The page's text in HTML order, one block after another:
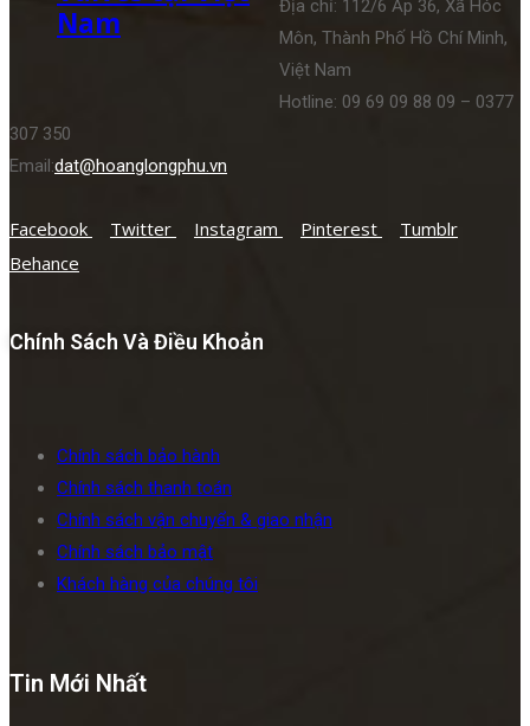
Nam
Địa chỉ: 112/6 Ấp 36, Xã Hóc
Môn, Thành Phố Hồ Chí Minh,
Việt Nam
Hotline: 09 69 09 88 09 – 0377
307 350
Email:dat@hoanglongphu.vn
Facebook Twitter Instagram Pinterest
Tumblr
Behance
Chính Sách Và Điều Khoản
Chính sách bảo hành
Chính sách thanh toán
Chính sách vận chuyển & giao nhận
Chính sách bảo mật
Khách hàng của chúng tôi
Tin Mới Nhất